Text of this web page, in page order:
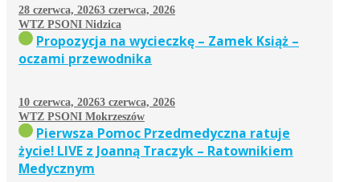
28 czerwca, 20263 czerwca, 2026
WTZ PSONI Nidzica
Propozycja na wycieczkę – Zamek Książ –
oczami przewodnika
10 czerwca, 20263 czerwca, 2026
WTZ PSONI Mokrzeszów
Pierwsza Pomoc Przedmedyczna ratuje
życie! LIVE z Joanną Traczyk – Ratownikiem
Medycznym